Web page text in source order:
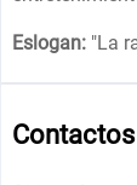
Eslogan: "La
Contactos